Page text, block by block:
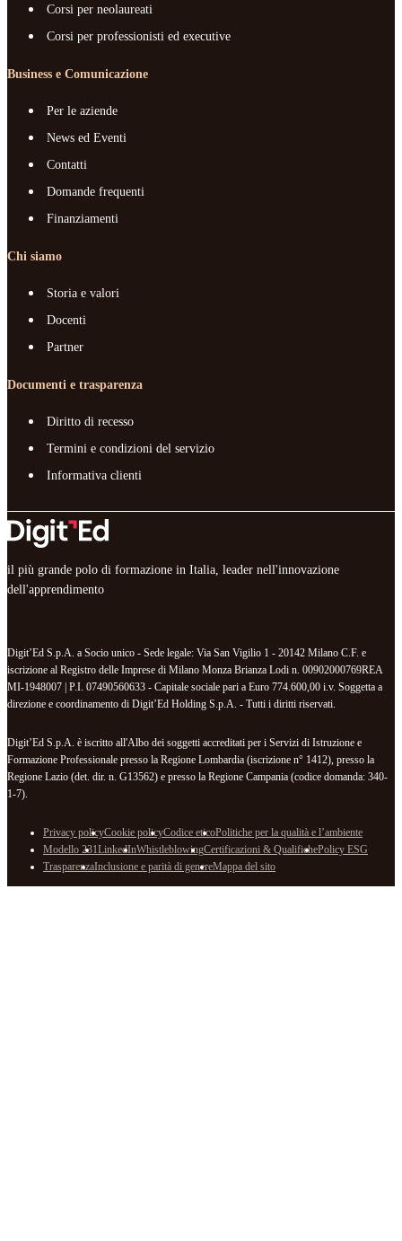
Corsi per neolaureati
Corsi per professionisti ed executive
Business e Comunicazione
Per le aziende
News ed Eventi
Contatti
Domande frequenti
Finanziamenti
Chi siamo
Storia e valori
Docenti
Partner
Documenti e trasparenza
Diritto di recesso
Termini e condizioni del servizio
Informativa clienti
il più grande polo di formazione in Italia, leader nell'innovazione
dell'apprendimento
Digit’Ed S.p.A. a Socio unico - Sede legale: Via San Vigilio 1 - 20142 Milano C.F. e
iscrizione al Registro delle Imprese di Milano Monza Brianza Lodi n. 00902000769REA
MI-1948007 | P.I. 07490560633 - Capitale sociale pari a Euro 774.600,00 i.v. Soggetta a
direzione e coordinamento di Digit’Ed Holding S.p.A. - Tutti i diritti riservati.
Digit’Ed S.p.A. è iscritto all'Albo dei soggetti accreditati per i Servizi di Istruzione e
Formazione Professionale presso la Regione Lombardia (iscrizione n° 1412), presso la
Regione Lazio (det. dir. n. G13562) e presso la Regione Campania (codice domanda: 340-
1-7).
Privacy policyCookie policyCodice eticoPolitiche per la qualità e l’ambiente
Modello 231LinkedInWhistleblowingCertificazioni & QualifichePolicy ESG
TrasparenzaInclusione e parità di genereMappa del sito